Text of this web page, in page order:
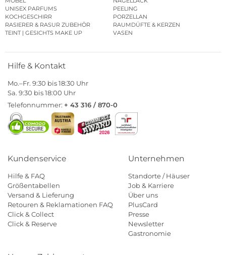
UNISEX PARFUMS
PEELING
KOCHGESCHIRR
PORZELLAN
RASIERER & RASUR ZUBEHÖR
RAUMDÜFTE & KERZEN
TEINT | GESICHTS MAKE UP
VASEN
Hilfe & Kontakt
Mo.–Fr. 9:30 bis 18:30 Uhr
Sa. 9:30 bis 18:00 Uhr
Telefonnummer: + 43 316 / 870-0
Kundenservice
Hilfe & FAQ
Größentabellen
Versand & Lieferung
Retouren & Reklamationen FAQ
Click & Collect
Click & Reserve
Unternehmen
Standorte / Häuser
Job & Karriere
Über uns
PlusCard
Presse
Newsletter
Gastronomie